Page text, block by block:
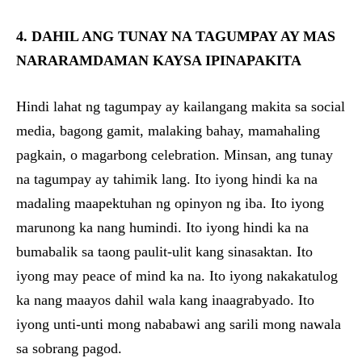
4. DAHIL ANG TUNAY NA TAGUMPAY AY MAS
NARARAMDAMAN KAYSA IPINAPAKITA
Hindi lahat ng tagumpay ay kailangang makita sa social
media, bagong gamit, malaking bahay, mamahaling
pagkain, o magarbong celebration. Minsan, ang tunay
na tagumpay ay tahimik lang. Ito iyong hindi ka na
madaling maapektuhan ng opinyon ng iba. Ito iyong
marunong ka nang humindi. Ito iyong hindi ka na
bumabalik sa taong paulit-ulit kang sinasaktan. Ito
iyong may peace of mind ka na. Ito iyong nakakatulog
ka nang maayos dahil wala kang inaagrabyado. Ito
iyong unti-unti mong nababawi ang sarili mong nawala
sa sobrang pagod.